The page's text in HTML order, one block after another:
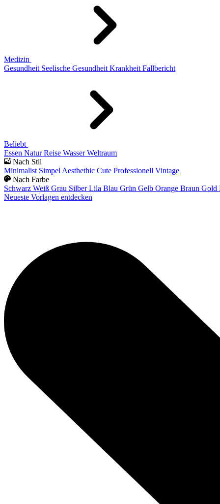
Medizin
Gesundheit Seelische Gesundheit Krankheit Fallbericht
Beliebt
Essen Natur Reise Wasser Weltraum
Nach Stil
Minimalist Simpel Aesthethic Cute Professionell Vintage
Nach Farbe
Schwarz Weiß Grau Silber Lila Blau Grün Gelb Orange Braun Gold
Neueste Vorlagen entdecken